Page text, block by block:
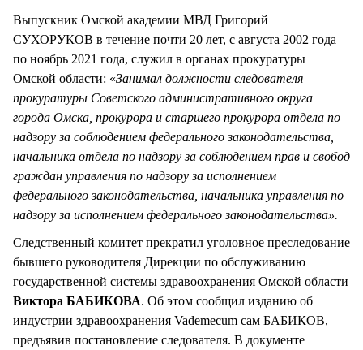
Выпускник Омской академии МВД Григорий
СУХОРУКОВ в течение почти 20 лет, с августа 2002 года
по ноябрь 2021 года, служил в органах прокуратуры
Омской области: «Занимал должности следователя
прокуратуры Советского административного округа
города Омска, прокурора и старшего прокурора отдела по
надзору за соблюдением федерального законодательства,
начальника отдела по надзору за соблюдением прав и свобод
граждан управления по надзору за исполнением
федерального законодательства, начальника управления по
надзору за исполнением федерального законодательства».
Следственный комитет прекратил уголовное преследование
бывшего руководителя Дирекции по обслуживанию
государственной системы здравоохранения Омской области
Виктора БАБИКОВА. Об этом сообщил изданию об
индустрии здравоохранения Vademecum сам БАБИКОВ,
предъявив постановление следователя. В документе